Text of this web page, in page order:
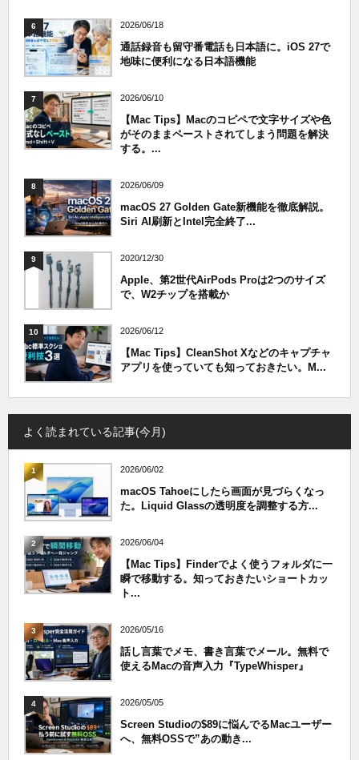
6 2026/06/18
通話録音も留守番電話も日本語に。iOS 27で
地味に便利になる日本語機能
7 2026/06/10
【Mac Tips】Macのコピペで文字サイズや色
がそのままペーストされてしまう問題を解決
する。...
8 2026/06/09
macOS 27 Golden Gate新機能を徹底解説。
Siri AI刷新とIntel完全終了...
9 2020/12/30
Apple、第2世代AirPods Proは2つのサイズ
で、W2チップを搭載か
10 2026/06/12
【Mac Tips】CleanShot Xなどのキャプチャ
アプリを使っていても知っておきたい。M...
よく読まれている記事(今月)
1 2026/06/02
macOS Tahoeにしたら画面が見づらくなっ
た。Liquid Glassの透明度を調整する方...
2 2026/06/04
【Mac Tips】Finderでよく使うフォルダに一
瞬で移動する。知っておきたいショートカッ
ト...
3 2026/05/16
話し言葉でメモ、書き言葉でメール。無料で
使えるMacの音声入力『TypeWhisper』
4 2026/05/05
Screen Studioの$89に悩んでるMacユーザー
へ、無料OSSで”あの動き...